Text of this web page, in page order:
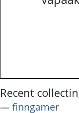
Recent
―finngamer